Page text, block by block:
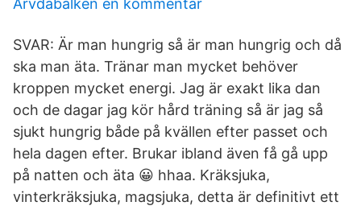
Ärvdabalken en kommentar
SVAR: Är man hungrig så är man hungrig och då
ska man äta. Tränar man mycket behöver
kroppen mycket energi. Jag är exakt lika dan
och de dagar jag kör hård träning så är jag så
sjukt hungrig både på kvällen efter passet och
hela dagen efter. Brukar ibland även få gå upp
på natten och äta 😀 hhaa. Kräksjuka,
vinterkräksjuka, magsjuka, detta är definitivt ett